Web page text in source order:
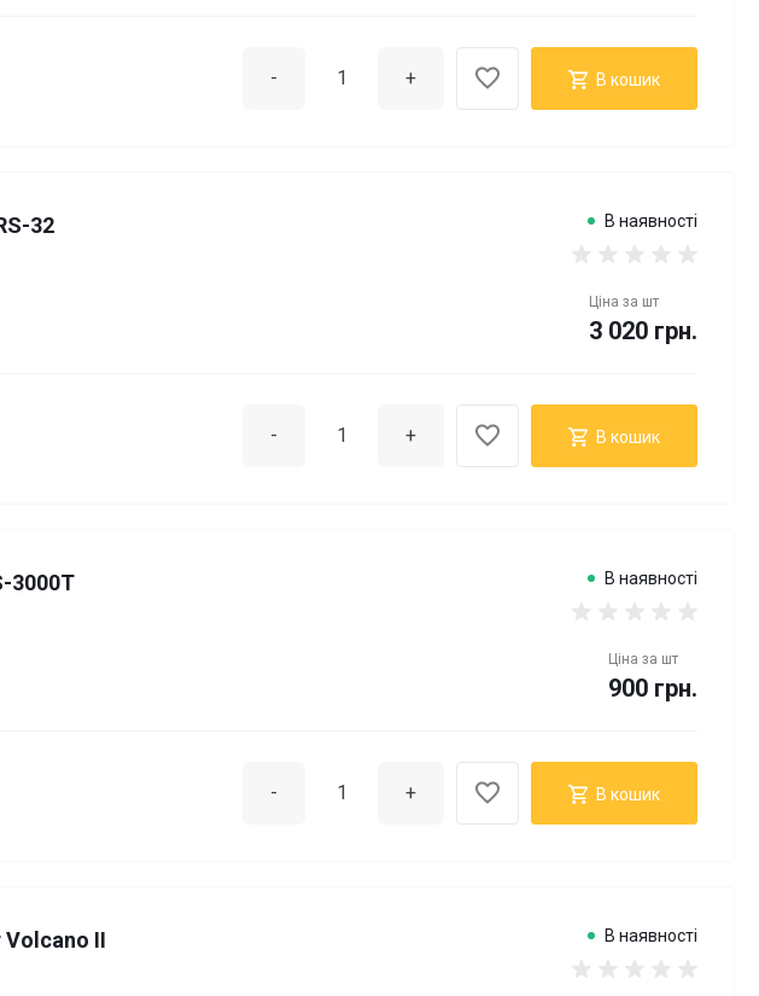
- + В кошик
32 В наявності
Ціна за шт
3 020 грн.
- + В кошик
3000T В наявності
Ціна за шт
900 грн.
- + В кошик
Volcano II В наявності